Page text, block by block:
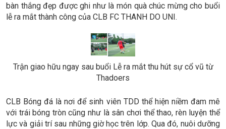
bàn thắng đẹp được ghi như là món quà chúc mừng cho buổi
lễ ra mắt thành công của CLB FC THANH DO UNI.
Trận giao hữu ngay sau buổi Lễ ra mắt thu hút sự cổ vũ từ
Thadoers
CLB Bóng đá là nơi để sinh viên TDD thể hiện niềm đam mê
với trái bóng tròn cũng như là sân chơi thể thao, rèn luyện thể
lực và giải trí sau những giờ học trên lớp. Qua đó, nuôi dưỡng